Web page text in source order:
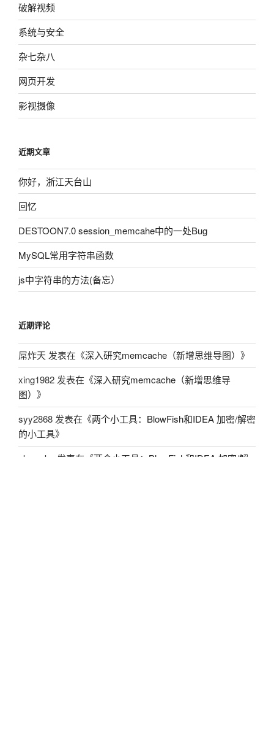
破解视频
系统与安全
杂七杂八
网页开发
影视摄像
近期文章
你好，浙江天台山
回忆
DESTOON7.0 session_memcahe中的一处Bug
MySQL常用字符串函数
js中字符串的方法(备忘）
近期评论
屌炸天 发表在《深入研究memcache（新增思维导图） 》
xing1982 发表在《深入研究memcache（新增思维导
图） 》
syy2868 发表在《两个小工具：BlowFish和IDEA 加密/解密
的小工具》
skywake
发表在《两个小工具：BlowFish和IDEA 加密/解